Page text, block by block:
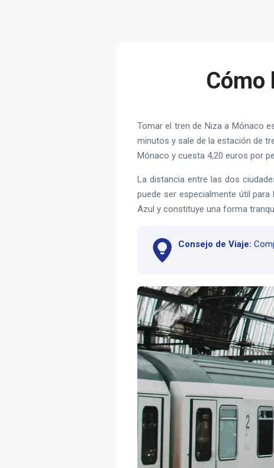
Cómo
Tomar el tren de Niza a Mónaco
minutos y sale de la estación de
Mónaco y cuesta 4,20 euros por
La distancia entre las dos
puede ser especialmente útil
Azul y constituye una forma
Consejo de Viaje: